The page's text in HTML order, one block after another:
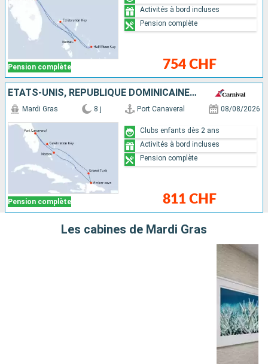
Pension complète 754 CHF
Activités à bord incluses
Pension complète
ÉTATS-UNIS, RÉPUBLIQUE DOMINICAINE, ÎLES TURQUES-ET-CAÏQUES, BAHAMAS
Pension complète
Mardi Gras 8 j Port Canaveral 08/08/2026
811 CHF
Clubs enfants dès 2 ans
Activités à bord incluses
Pension complète
Les cabines de Mardi Gras